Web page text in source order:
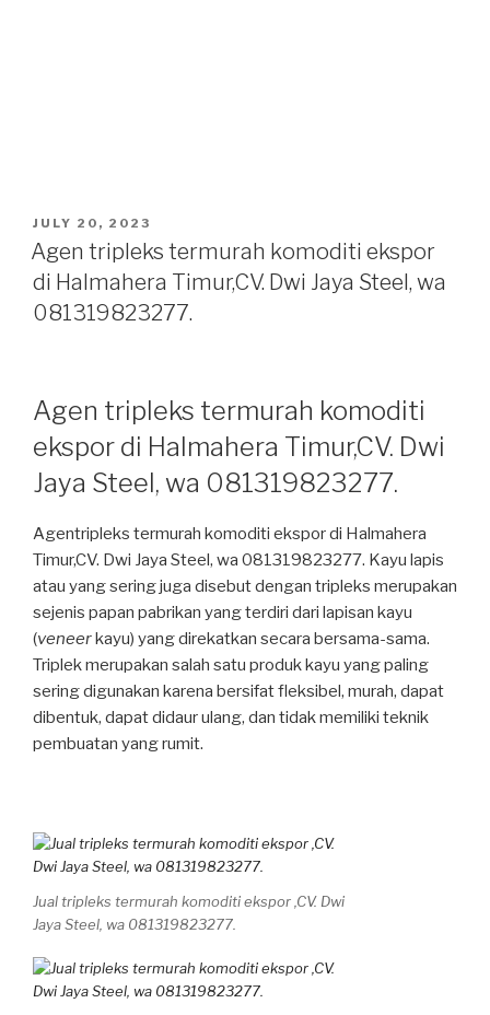
POSTED
ON
JULY 20, 2023
Agen tripleks termurah komoditi ekspor
di Halmahera Timur,CV. Dwi Jaya Steel, wa
081319823277.
Agen tripleks termurah komoditi
ekspor di Halmahera Timur,CV. Dwi
Jaya Steel, wa 081319823277.
Agentripleks termurah komoditi ekspor di Halmahera
Timur,CV. Dwi Jaya Steel, wa 081319823277. Kayu lapis
atau yang sering juga disebut dengan tripleks merupakan
sejenis papan pabrikan yang terdiri dari lapisan kayu
(veneerkayu) yang direkatkan secara bersama-sama.
Triplek merupakan salah satu produk kayu yang paling
sering digunakan karena bersifat fleksibel, murah, dapat
dibentuk, dapat didaur ulang, dan tidak memiliki teknik
pembuatan yang rumit.
Jual tripleks termurah komoditi ekspor ,CV. Dwi
Jaya Steel, wa 081319823277.